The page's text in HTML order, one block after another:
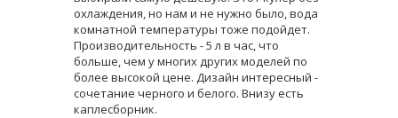
охлаждения, но нам и не нужно было, вода
комнатной температуры тоже подойдет.
Производительность - 5 л в час, что
больше, чем у многих других моделей по
более высокой цене. Дизайн интересный -
сочетание черного и белого. Внизу есть
каплесборник.